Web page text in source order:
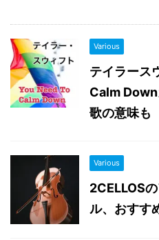
Various
テイラース
Calm Down
歌の意味も
Various
2CELLOS
ル、おすす